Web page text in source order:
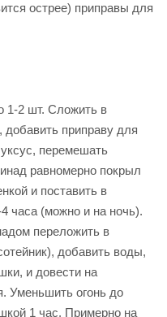
острее) приправы для
1-2 шт. Сложить в
приправу для
перемешать
равномерно покрыл
и поставить в
часа (можно и на ночь).
переложить в
добавить воды,
и довести на
Уменьшить огонь до
1 час. Примерно на